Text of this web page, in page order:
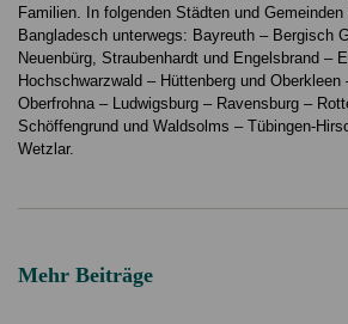
Familien. In folgenden Städten und
Bangladesch unterwegs: Bayreuth – Bergisch
Neuenbürg, Straubenhardt und Engelsbrand –
Hochschwarzwald – Hüttenberg und
Oberfrohna – Ludwigsburg – Ravensburg –
Schöffengrund und Waldsolms – Tübingen-
Wetzlar.
Mehr Beiträge